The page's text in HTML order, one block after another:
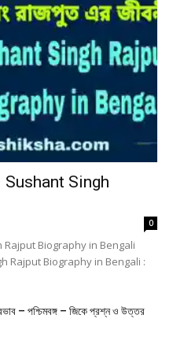
– Sushant Singh
0
Rajput Biography in Bengali
Rajput Biography in Bengali :
– পশ্চিমবঙ্গ – জিকে প্রশ্ন ও উত্তর